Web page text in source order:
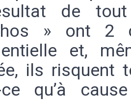
de tout
» ont 2
et,
ils risquent
ce qu’à